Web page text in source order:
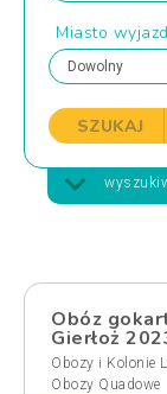
Miasto
SZUKAJ
Obóz
Gierłoż
Obozy i Kolonie
Obozy Quadowe